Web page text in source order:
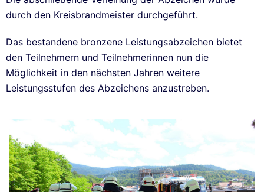
durch den Kreisbrandmeister durchgeführt.
Das bestandene bronzene Leistungsabzeichen bietet
den Teilnehmern und Teilnehmerinnen nun die
Möglichkeit in den nächsten Jahren weitere
Leistungsstufen des Abzeichens anzustreben.